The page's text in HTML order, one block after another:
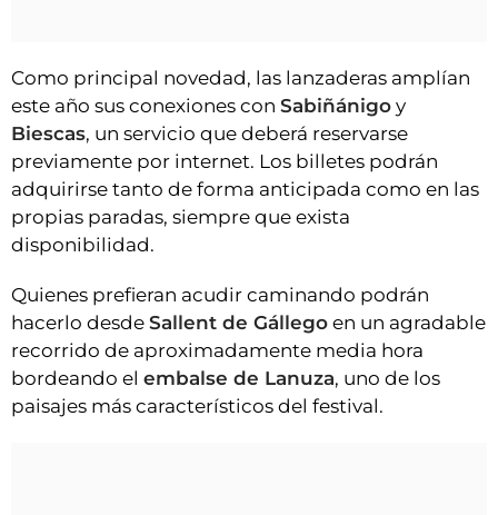
Como principal novedad, las lanzaderas amplían
este año sus conexiones con Sabiñánigo y
Biescas, un servicio que deberá reservarse
previamente por internet. Los billetes podrán
adquirirse tanto de forma anticipada como en las
propias paradas, siempre que exista
disponibilidad.
Quienes prefieran acudir caminando podrán
hacerlo desde Sallent de Gállego en un agradable
recorrido de aproximadamente media hora
bordeando el embalse de Lanuza, uno de los
paisajes más característicos del festival.